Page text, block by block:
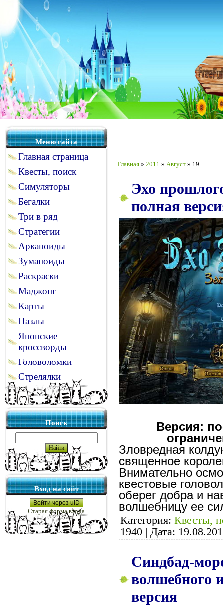
Меню сайта
Главная страница
Квесты, поиск
Симуляторы
Бегалки
Три в ряд
Стратегии
Арканоиды
Зуманоиды
Раскраски
Маджонг
Карты
Пазлы
Японские
кроссворды
Головоломки
Стрелялки
Поиск
Вход на сайт
Войти через uID
Старая форма входа
Главная » 2011 » Август » 19
Эхо
полная
Версия:
Зловредная
священное
Внимательно
квестовые
оберег добра и
волшебницу ее
Категория: Квесты,
1940 | Дата:
Синдбад-
волшебного
версия